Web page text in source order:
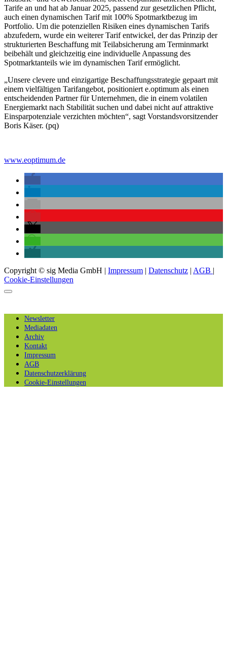
Tarife an und hat ab Januar 2025, passend zur gesetzlichen Pflicht,
auch einen dynamischen Tarif mit 100% Spotmarktbezug im
Portfolio. Um die potenziellen Risiken eines dynamischen Tarifs
abzufedern, wurde ein weiterer Tarif entwickel, der das Prinzip der
strukturierten Beschaffung mit Teilabsicherung am Terminmarkt
beibehält und gleichzeitig eine individuelle Anpassung des
Spotmarktanteils wie im dynamischen Tarif ermöglicht.
„Unsere clevere und einzigartige Beschaffungsstrategie gepaart mit
einem vielfältigen Tarifangebot, positioniert e.optimum als einen
entscheidenden Partner für Unternehmen, die in einem volatilen
Energiemarkt nach Stabilität suchen und dabei nicht auf attraktive
Einsparpotenziale verzichten möchten“, sagt Vorstandsvorsitzender
Boris Käser. (pq)
www.eoptimum.de
Copyright © sig Media GmbH | Impressum | Datenschutz | AGB |
Cookie-Einstellungen
Newsletter
Mediadaten
Archiv
Kontakt
Impressum
AGB
Datenschutzerklärung
Cookie-Einstellungen